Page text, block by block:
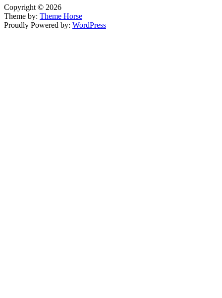
Copyright © 2026
Theme by: Theme Horse
Proudly Powered by: WordPress